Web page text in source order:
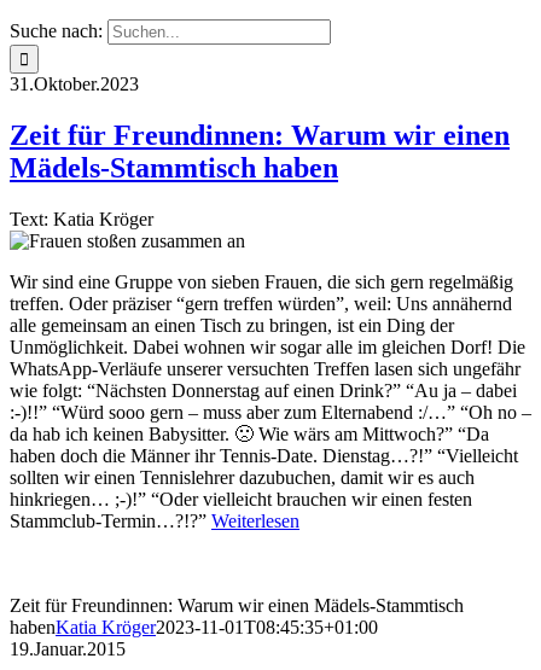
Suche nach:
31.Oktober.2023
Zeit für Freundinnen: Warum wir einen
Mädels-Stammtisch haben
Text: Katia Kröger
Wir sind eine Gruppe von sieben Frauen, die sich gern regelmäßig
treffen. Oder präziser “gern treffen würden”, weil: Uns annähernd
alle gemeinsam an einen Tisch zu bringen, ist ein Ding der
Unmöglichkeit. Dabei wohnen wir sogar alle im gleichen Dorf! Die
WhatsApp-Verläufe unserer versuchten Treffen lasen sich ungefähr
wie folgt: “Nächsten Donnerstag auf einen Drink?” “Au ja – dabei
:-)!!” “Würd sooo gern – muss aber zum Elternabend :/…” “Oh no –
da hab ich keinen Babysitter. 🙁 Wie wärs am Mittwoch?” “Da
haben doch die Männer ihr Tennis-Date. Dienstag…?!” “Vielleicht
sollten wir einen Tennislehrer dazubuchen, damit wir es auch
hinkriegen… ;-)!” “Oder vielleicht brauchen wir einen festen
Stammclub-Termin…?!?” Weiterlesen
Zeit für Freundinnen: Warum wir einen Mädels-Stammtisch
habenKatia Kröger2023-11-01T08:45:35+01:00
19.Januar.2015